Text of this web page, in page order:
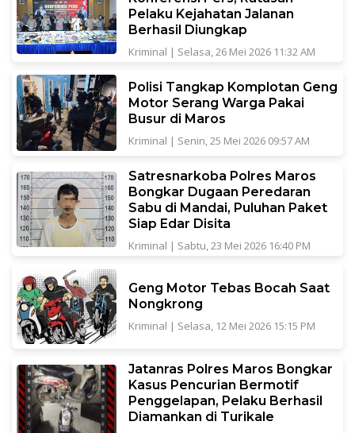
Pelaku Kejahatan Jalanan
Berhasil Diungkap
Kriminal | Selasa, 26 Mei 2026 11:32 AM
Polisi Tangkap Komplotan Geng
Motor Serang Warga Pakai
Busur di Maros
Kriminal | Senin, 25 Mei 2026 09:57 AM
Satresnarkoba Polres Maros
Bongkar Dugaan Peredaran
Sabu di Mandai, Puluhan Paket
Siap Edar Disita
Kriminal | Sabtu, 23 Mei 2026 16:40 PM
Geng Motor Tebas Bocah Saat
Nongkrong
Kriminal | Selasa, 12 Mei 2026 15:15 PM
Jatanras Polres Maros Bongkar
Kasus Pencurian Bermotif
Penggelapan, Pelaku Berhasil
Diamankan di Turikale